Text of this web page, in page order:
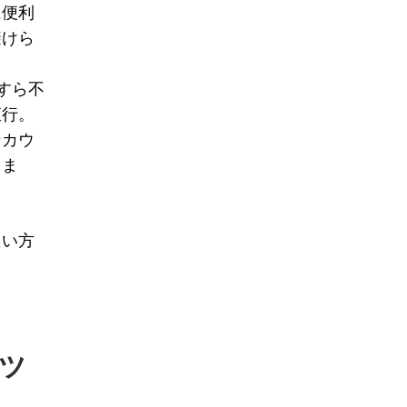
利
ら
ら不
。
ウ
方